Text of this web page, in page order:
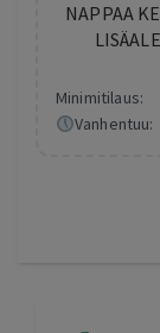
NAPPAA
Minimitilaus:
Vanhentuu: